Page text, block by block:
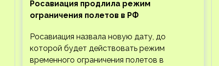
Росавиация продлила режим
ограничения полетов в РФ
Росавиация назвала новую дату, до
которой будет действовать режим
временного ограничения полетов в